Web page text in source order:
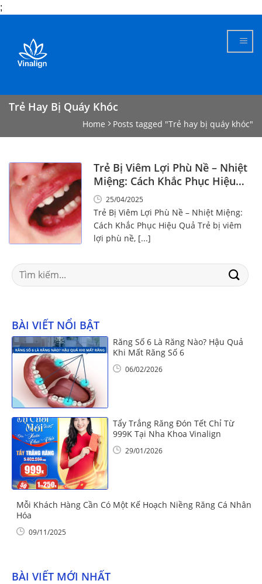
;
content
Trẻ Hay Bị Quáy Khóc
Home Posts tagged "Trẻ hay bị quáy khóc"
Trẻ Bị Viêm Lợi Phù Nề – Nhiệt
Miệng: Cách Khắc Phục Hiệu
Quả25/04/2025
Trẻ Bị Viêm Lợi Phù Nề – Nhiệt Miệng:
Cách Khắc Phục Hiệu Quả Trẻ bị viêm
lợi phù nề, [...]
Search
for:
BÀI VIẾT NỔI BẬT
Răng Số 6 Là Răng Nào? Hậu Quả
Khi Mất Răng Số 6
06/02/2026
Tẩy Trắng Răng Đón Tết Chỉ Từ
999K Tại Nha Khoa Vinalign
29/01/2026
Mỗi Khách Hàng Cần Có Một Kế Hoạch Niềng Răng Cá Nhân
Hóa
09/11/2025
BÀI VIẾT MỚI NHẤT